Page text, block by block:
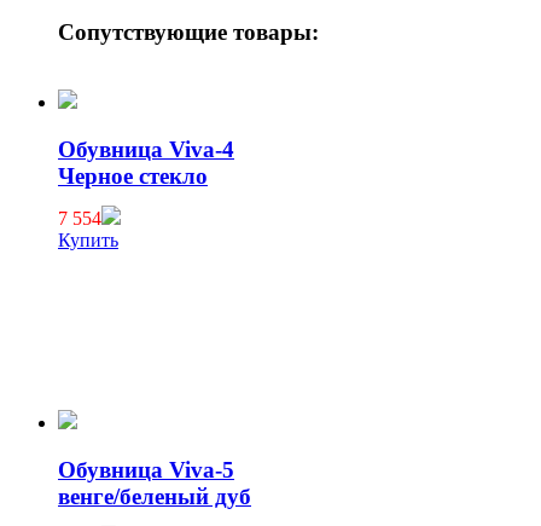
Сопутствующие товары:
Обувница Viva-4
Черное стекло
7 554
Купить
Обувница Viva-5
венге/беленый дуб